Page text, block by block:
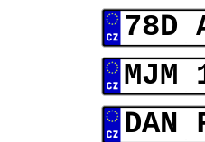
78D
MJM
DAN